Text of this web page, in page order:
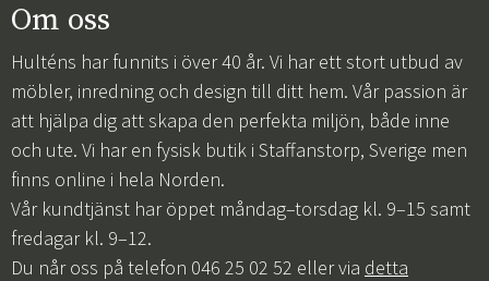
Om oss
Hulténs har funnits i över 40 år. Vi har ett stort utbud av
möbler, inredning och design till ditt hem. Vår passion är
att hjälpa dig att skapa den perfekta miljön, både inne
och ute. Vi har en fysisk butik i Staffanstorp, Sverige men
finns online i hela Norden.
Vår kundtjänst har öppet måndag–torsdag kl. 9–15 samt
fredagar kl. 9–12.
Du når oss på telefon 046 25 02 52 eller via detta